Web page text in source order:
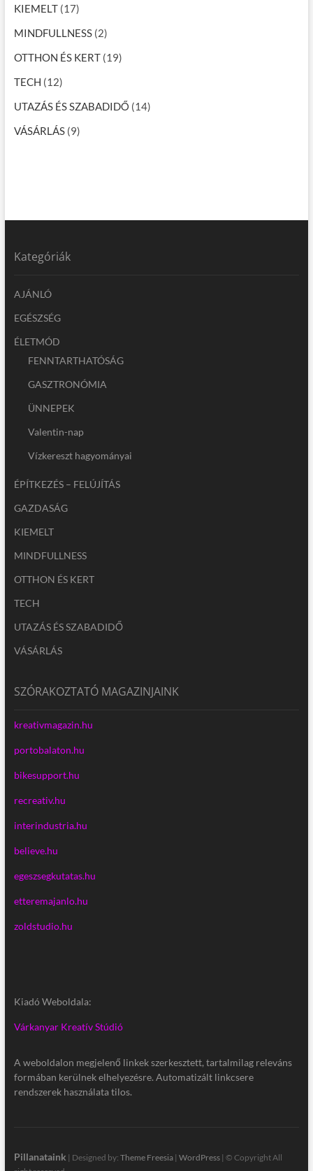
KIEMELT(17)
MINDFULLNESS(2)
OTTHON ÉS KERT(19)
TECH (12)
UTAZÁS ÉS SZABADIDŐ (14)
VÁSÁRLÁS(9)
Kategóriák
AJÁNLÓ
EGÉSZSÉG
ÉLETMÓD
FENNTARTHATÓSÁG
GASZTRONÓMIA
ÜNNEPEK
Valentin-nap
Vízkereszt hagyományai
ÉPÍTKEZÉS – FELÚJÍTÁS
GAZDASÁG
KIEMELT
MINDFULLNESS
OTTHON ÉS KERT
TECH
UTAZÁS ÉS SZABADIDŐ
VÁSÁRLÁS
SZÓRAKOZTATÓ MAGAZINJAINK
kreativmagazin.hu
portobalaton.hu
bikesupport.hu
recreativ.hu
interindustria.hu
believe.hu
egeszsegkutatas.hu
etteremajanlo.hu
zoldstudio.hu
Kiadó Weboldala:
Várkanyar Kreatív Stúdió
A weboldalon megjelenő linkek szerkesztett, tartalmilag releváns
formában kerülnek elhelyezésre. Automatizált linkcsere
rendszerek használata tilos.
Pillanataink | Designed by: Theme Freesia| WordPress| © Copyright All